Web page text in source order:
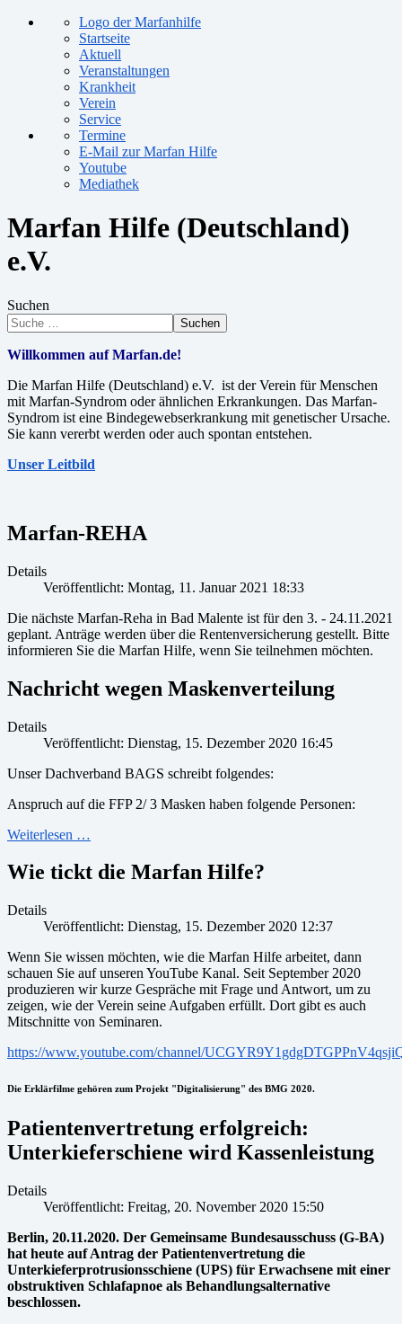
Logo der Marfanhilfe
Startseite
Aktuell
Veranstaltungen
Krankheit
Verein
Service
Termine
E-Mail zur Marfan Hilfe
Youtube
Mediathek
Marfan Hilfe (Deutschland)
e.V.
Suchen
Suchen
Willkommen auf Marfan.de!
Die Marfan Hilfe (Deutschland) e.V. ist der Verein für Menschen
mit Marfan-Syndrom oder ähnlichen Erkrankungen. Das Marfan-
Syndrom ist eine Bindegewebserkrankung mit genetischer Ursache.
Sie kann vererbt werden oder auch spontan entstehen.
Unser Leitbild
Marfan-REHA
Details
Veröffentlicht: Montag, 11. Januar 2021 18:33
Die nächste Marfan-Reha in Bad Malente ist für den 3. - 24.11.2021
geplant. Anträge werden über die Rentenversicherung gestellt. Bitte
informieren Sie die Marfan Hilfe, wenn Sie teilnehmen möchten.
Nachricht wegen Maskenverteilung
Details
Veröffentlicht: Dienstag, 15. Dezember 2020 16:45
Unser Dachverband BAGS schreibt folgendes:
Anspruch auf die FFP 2/ 3 Masken haben folgende Personen:
Weiterlesen …
Wie tickt die Marfan Hilfe?
Details
Veröffentlicht: Dienstag, 15. Dezember 2020 12:37
Wenn Sie wissen möchten, wie die Marfan Hilfe arbeitet, dann
schauen Sie auf unseren YouTube Kanal. Seit September 2020
produzieren wir kurze Gespräche mit Frage und Antwort, um zu
zeigen, wie der Verein seine Aufgaben erfüllt. Dort gibt es auch
Mitschnitte von Seminaren.
https://www.youtube.com/channel/
Die Erklärfilme gehören zum Projekt "Digitalisierung" des BMG 2020.
Patientenvertretung erfolgreich:
Unterkieferschiene wird Kassenleistung
Details
Veröffentlicht: Freitag, 20. November 2020 15:50
Berlin, 20.11.2020. Der Gemeinsame Bundesausschuss (G-BA)
hat heute auf Antrag der Patientenvertretung die
Unterkieferprotrusionsschiene (UPS) für Erwachsene mit einer
obstruktiven Schlafapnoe als Behandlungsalternative
beschlossen.